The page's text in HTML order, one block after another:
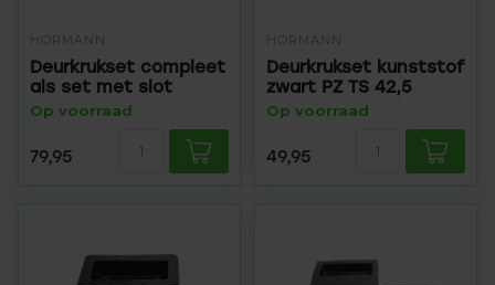
HÖRMANN
Deurkrukset compleet
als set met slot
Op voorraad
79,95
HÖRMANN
Deurkrukset kunststof
zwart PZ TS 42,5
Op voorraad
49,95